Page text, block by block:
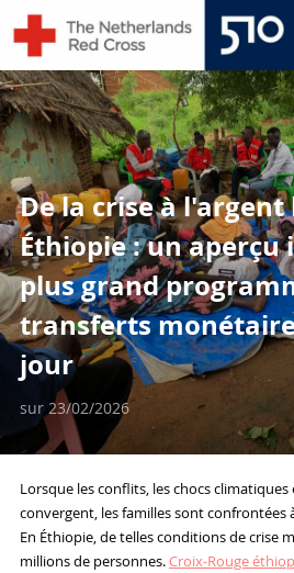
content
De la crise à
Éthiopie : un
plus grand
transferts
jour
sur 23/02/2026
Lorsque les conflits, les chocs climatiques
convergent, les familles sont confrontées
En Éthiopie, de telles conditions de crise
millions de personnes.Croix-Rouge